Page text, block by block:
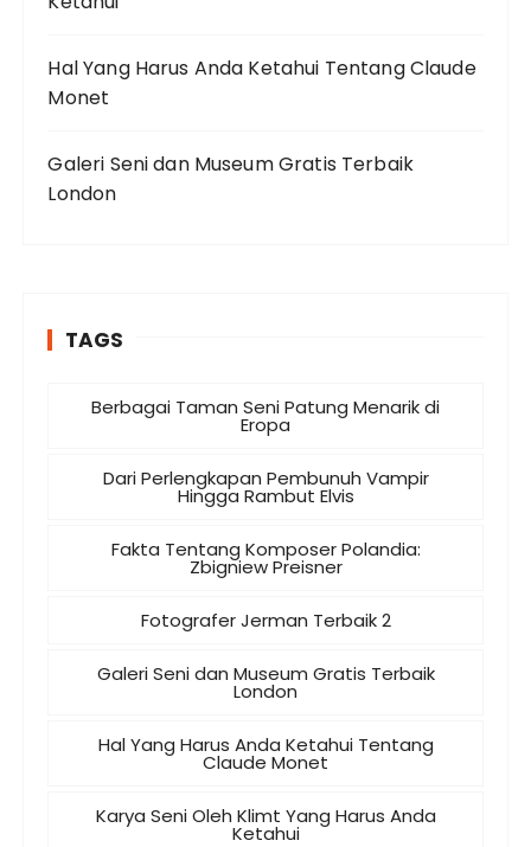
Hal Yang Harus Anda Ketahui Tentang Claude
Monet
Galeri Seni dan Museum Gratis Terbaik
London
TAGS
Berbagai Taman Seni Patung Menarik di
Eropa
Dari Perlengkapan Pembunuh Vampir
Hingga Rambut Elvis
Fakta Tentang Komposer Polandia:
Zbigniew Preisner
Fotografer Jerman Terbaik 2
Galeri Seni dan Museum Gratis Terbaik
London
Hal Yang Harus Anda Ketahui Tentang
Claude Monet
Karya Seni Oleh Klimt Yang Harus Anda
Ketahui